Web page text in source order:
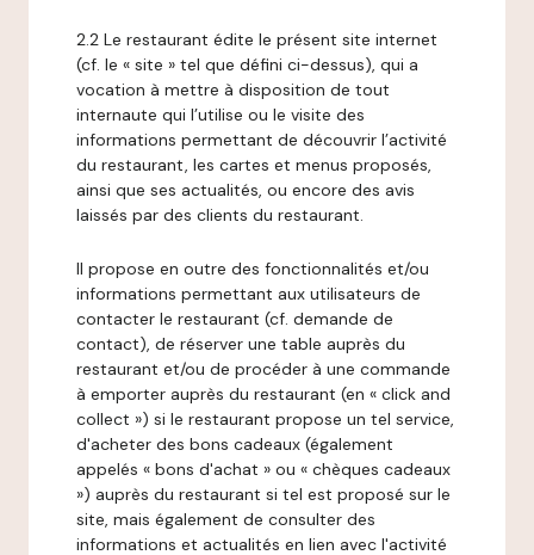
2.2 Le restaurant édite le présent site internet
(cf. le « site » tel que défini ci-dessus), qui a
vocation à mettre à disposition de tout
internaute qui l’utilise ou le visite des
informations permettant de découvrir l’activité
du restaurant, les cartes et menus proposés,
ainsi que ses actualités, ou encore des avis
laissés par des clients du restaurant.
Il propose en outre des fonctionnalités et/ou
informations permettant aux utilisateurs de
contacter le restaurant (cf. demande de
contact), de réserver une table auprès du
restaurant et/ou de procéder à une commande
à emporter auprès du restaurant (en « click and
collect ») si le restaurant propose un tel service,
d'acheter des bons cadeaux (également
appelés « bons d'achat » ou « chèques cadeaux
») auprès du restaurant si tel est proposé sur le
site, mais également de consulter des
informations et actualités en lien avec l'activité